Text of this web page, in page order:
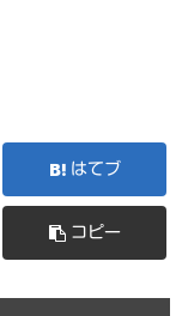
はてブ
コピー